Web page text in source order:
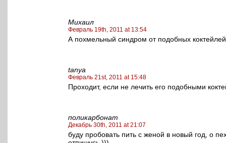
Михаил
Февраль 19th, 2011 at 13:54
А похмельный синдром от подобных
tanya
Февраль 21st, 2011 at 15:48
Проходит, если не лечить его подобными
поликарбонат
Декабрь 30th, 2011 at 21:07
буду пробовать пить с женой в новый год, о